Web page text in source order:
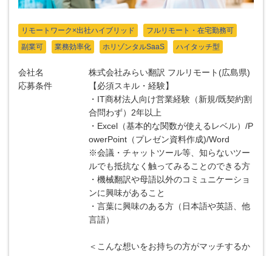
リモートワーク×出社ハイブリッド
フルリモート・在宅勤務可
副業可
業務効率化 ホリゾンタルSaaS ハイタッチ型
会社名
株式会社みらい翻訳 フルリモート(広島県)
応募条件
【必須スキル・経験】
・IT商材法人向け営業経験（新規/既契約割
合問わず）2年以上
・Excel（基本的な関数が使えるレベル）/P
owerPoint（プレゼン資料作成)/Word
※会議・チャットツール等、知らないツー
ルでも抵抗なく触ってみることのできる方
・機械翻訳や母語以外のコミュニケーショ
ンに興味があること
・言葉に興味のある方（日本語や英語、他
言語）
＜こんな想いをお持ちの方がマッチするか